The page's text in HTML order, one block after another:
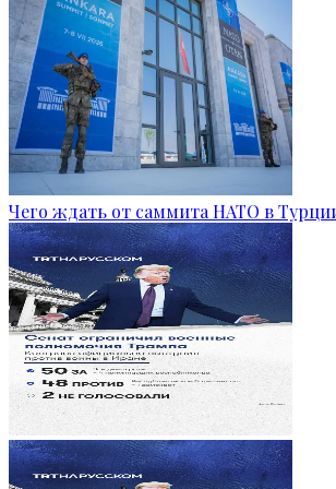
Чего ждать от саммита НАТО в